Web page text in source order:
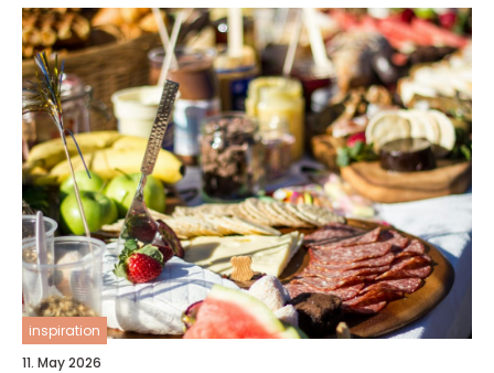
inspiration
11. May 2026